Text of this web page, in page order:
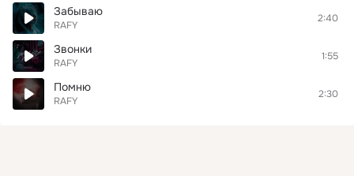
Забываю
RAFY
2:40
Звонки
RAFY
1:55
Помню
RAFY
2:30